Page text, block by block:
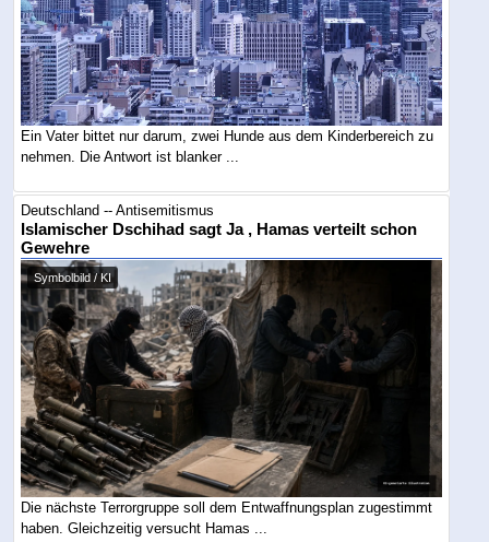
Ein Vater bittet nur darum, zwei Hunde aus dem Kinderbereich zu
nehmen. Die Antwort ist blanker ...
Deutschland -- Antisemitismus
Islamischer Dschihad sagt Ja , Hamas verteilt schon
Gewehre
Symbolbild / KI
Die nächste Terrorgruppe soll dem Entwaffnungsplan zugestimmt
haben. Gleichzeitig versucht Hamas ...